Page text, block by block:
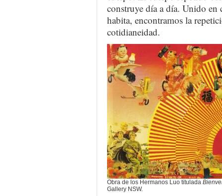
construye día a día. Unido
habita, encontramos la
cotidianeidad.
Obra de los Hermanos Luo titulada
Gallery NSW.